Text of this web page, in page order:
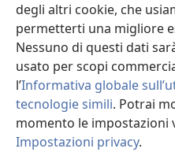
degli altri cookie, che
permetterti una migliore
Nessuno di questi dati
usato per scopi
l’Informativa globale
tecnologie simili. Potrai
momento le impostazioni
Impostazioni privacy.
Imposta tema
Copyright© 2026 Watch Tower
CONDIZIONI D’USO|